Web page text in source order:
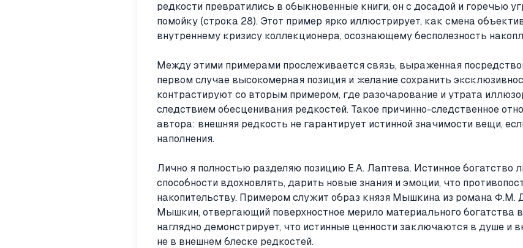
редкости превратились в обыкновенные книги, он с досадой и горечью
помойку (строка 28). Этот пример ярко иллюстрирует, как смена
внутреннему кризису коллекционера, осознающему бесполезность
Между этими примерами прослеживается связь, выраженная
первом случае высокомерная позиция и желание сохранить
контрастируют со вторым примером, где разочарование и утрата
следствием обесценивания редкостей. Такое причинно-следственное
автора: внешняя редкость не гарантирует истинной значимости вещи,
наполнения.
Лично я полностью разделяю позицию Е.А. Лаптева. Истинное богатство
способности вдохновлять, дарить новые знания и эмоции, что
накопительству. Примером служит образ князя Мышкина из романа Ф.М.
Мышкин, отвергающий поверхностное мерило материального богатства
наглядно демонстрирует, что истинные ценности заключаются в душе и
не в внешнем блеске редкостей.